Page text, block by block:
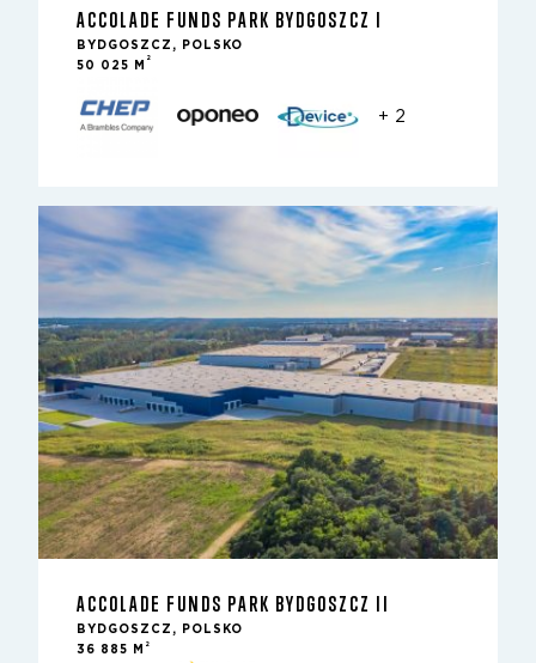
ACCOLADE FUNDS PARK BYDGOSZCZ I
BYDGOSZCZ, POLSKO
50 025 M
2
+ 2
ACCOLADE FUNDS PARK BYDGOSZCZ II
BYDGOSZCZ, POLSKO
36 885 M
2